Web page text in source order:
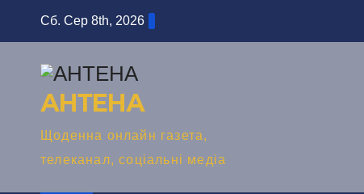
Сб. Сер 8th, 2026
АНТЕНА
Щоденна онлайн газета,
телеканал, соціальні медіа